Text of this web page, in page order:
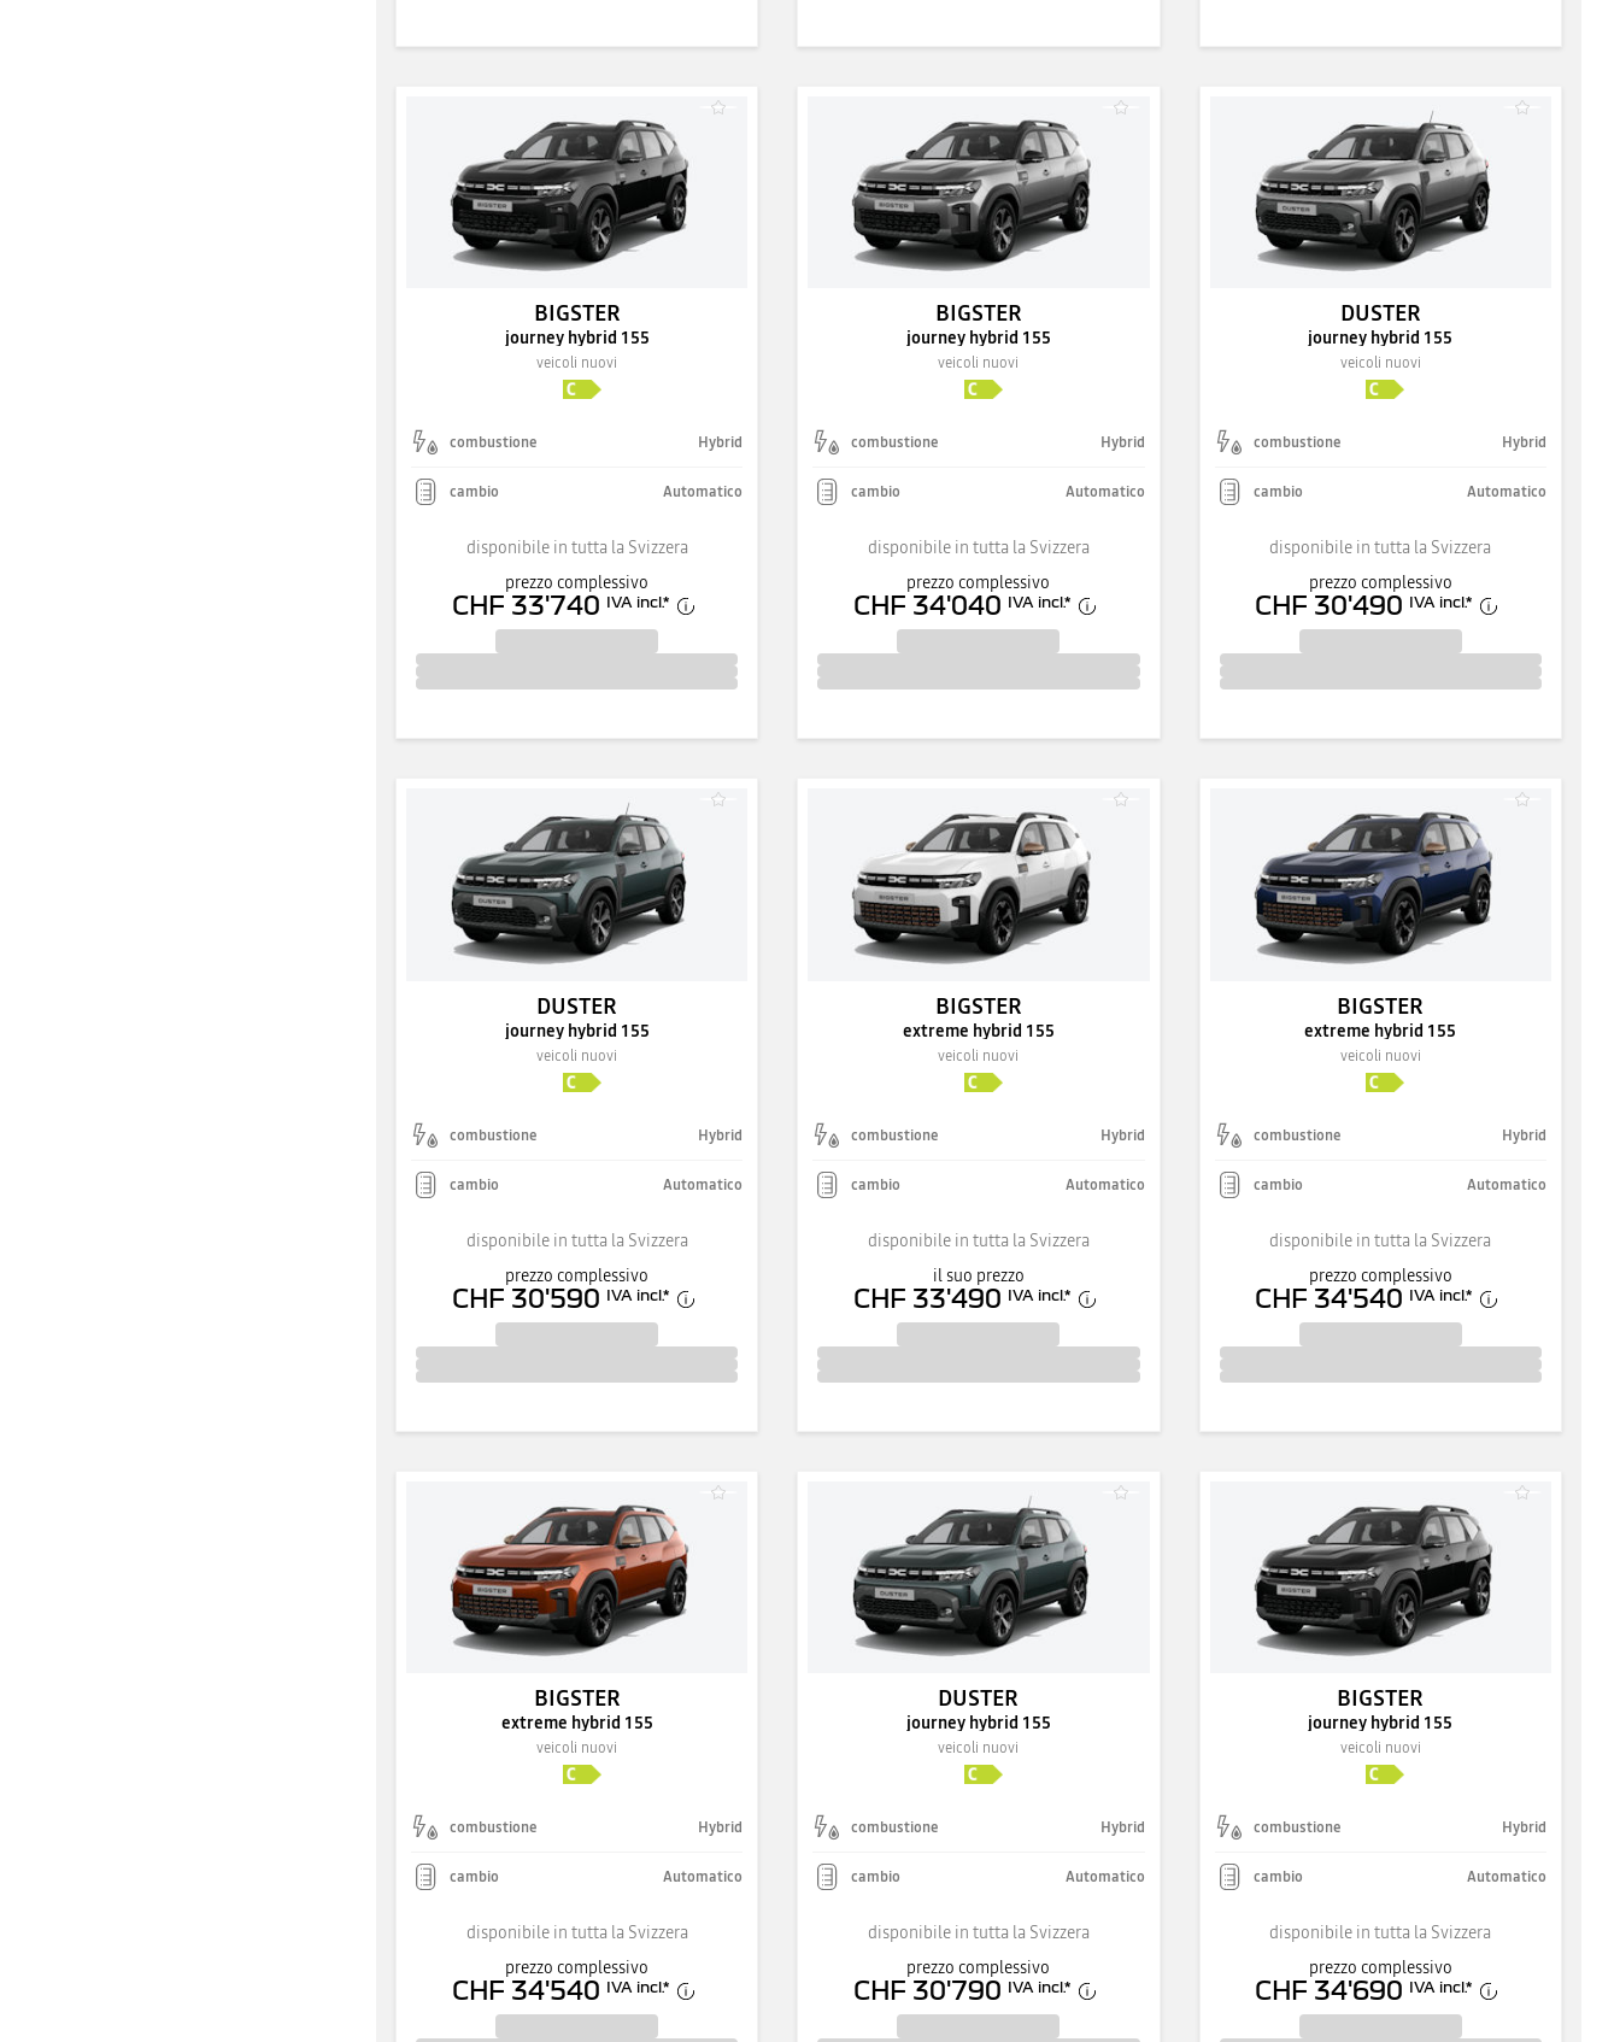
BIGSTER
journey hybrid 155
veicoli nuovi
combustione Hybrid
cambio Automatico
disponibile in tutta la Svizzera
prezzo complessivo
CHF 33'740 IVA incl.*
BIGSTER
journey hybrid 155
veicoli nuovi
combustione Hybrid
cambio Automatico
disponibile in tutta la Svizzera
prezzo complessivo
CHF 34'040 IVA incl.*
DUSTER
journey hybrid 155
veicoli nuovi
combustione Hybrid
cambio Automatico
disponibile in tutta la Svizzera
prezzo complessivo
CHF 30'490 IVA incl.*
DUSTER
journey hybrid 155
veicoli nuovi
combustione Hybrid
cambio Automatico
disponibile in tutta la Svizzera
prezzo complessivo
CHF 30'590 IVA incl.*
BIGSTER
extreme hybrid 155
veicoli nuovi
combustione Hybrid
cambio Automatico
disponibile in tutta la Svizzera
il suo prezzo
CHF 33'490 IVA incl.*
BIGSTER
extreme hybrid 155
veicoli nuovi
combustione Hybrid
cambio Automatico
disponibile in tutta la Svizzera
prezzo complessivo
CHF 34'540 IVA incl.*
BIGSTER
extreme hybrid 155
veicoli nuovi
combustione Hybrid
cambio Automatico
disponibile in tutta la Svizzera
prezzo complessivo
CHF 34'540 IVA incl.*
DUSTER
journey hybrid 155
veicoli nuovi
combustione Hybrid
cambio Automatico
disponibile in tutta la Svizzera
prezzo complessivo
CHF 30'790 IVA incl.*
BIGSTER
journey hybrid 155
veicoli nuovi
combustione Hybrid
cambio Automatico
disponibile in tutta la Svizzera
prezzo complessivo
CHF 34'690 IVA incl.*